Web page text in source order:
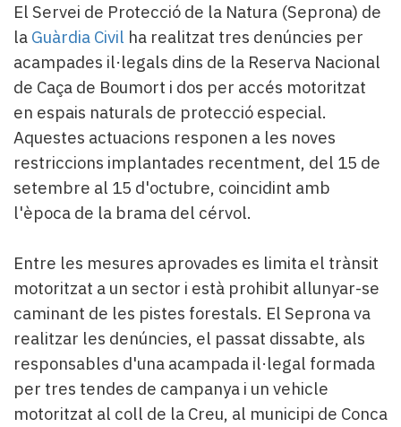
patrocinat
Lo
més
llegit...
Editorial
El Servei de Protecció de la Natura (Seprona) de
la Guàrdia Civil ha realitzat tres denúncies per
acampades il·legals dins de la Reserva Nacional
de Caça de Boumort i dos per accés motoritzat
en espais naturals de protecció especial.
Aquestes actuacions responen a les noves
restriccions implantades recentment, del 15 de
setembre al 15 d'octubre, coincidint amb
l'època de la brama del cérvol.
Entre les mesures aprovades es limita el trànsit
motoritzat a un sector i està prohibit allunyar-se
caminant de les pistes forestals. El Seprona va
realitzar les denúncies, el passat dissabte, als
responsables d'una acampada il·legal formada
per tres tendes de campanya i un vehicle
motoritzat al coll de la Creu, al municipi de Conca